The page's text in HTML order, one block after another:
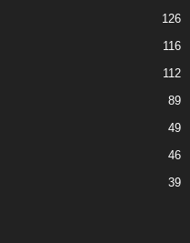
126
116
112
89
49
46
39